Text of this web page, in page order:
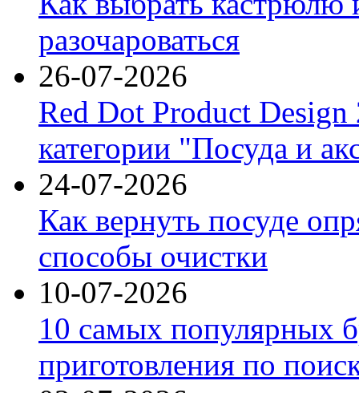
разочароваться
26-07-2026
Red Dot Product Design
категории "Посуда и
24-07-2026
Как вернуть посуде
способы очистки
10-07-2026
10 самых популярных
приготовления по